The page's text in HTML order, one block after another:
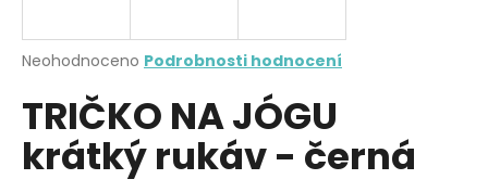
Průměrné
produktu
0,0
Neohodnoceno Podrobnosti hodnocení
TRIČKO NA JÓGU
krátký rukáv - černá
j
t
?